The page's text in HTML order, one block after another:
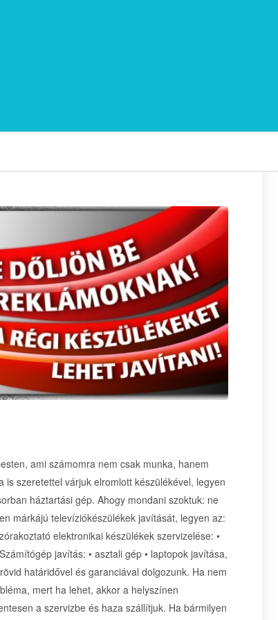
ami számomra nem csak munka, hanem
szeretettel várjuk elromlott készülékével, legyen
háztartási gép. Ahogy mondani szoktuk: ne
márkájú televíziókészülékek javítását, legyen az:
elektronikai készülékek szervizelése: •
javítás: • asztali gép • laptopok javítása,
határidővel és garanciával dolgozunk. Ha nem
mert ha lehet, akkor a helyszínen
a szervizbe és haza szállítjuk. Ha bármilyen